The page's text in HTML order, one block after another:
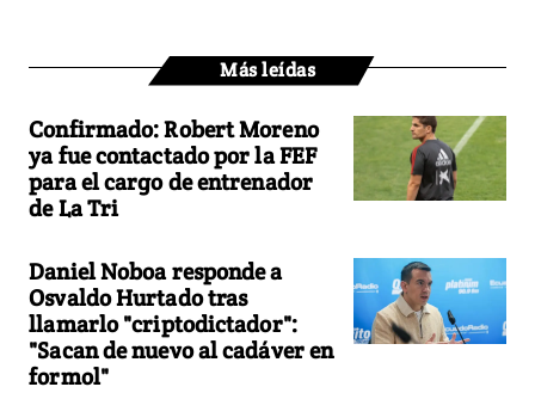
Más leídas
Confirmado: Robert Moreno
ya fue contactado por la FEF
para el cargo de entrenador
de La Tri
Daniel Noboa responde a
Osvaldo Hurtado tras
llamarlo "criptodictador":
"Sacan de nuevo al cadáver en
formol"